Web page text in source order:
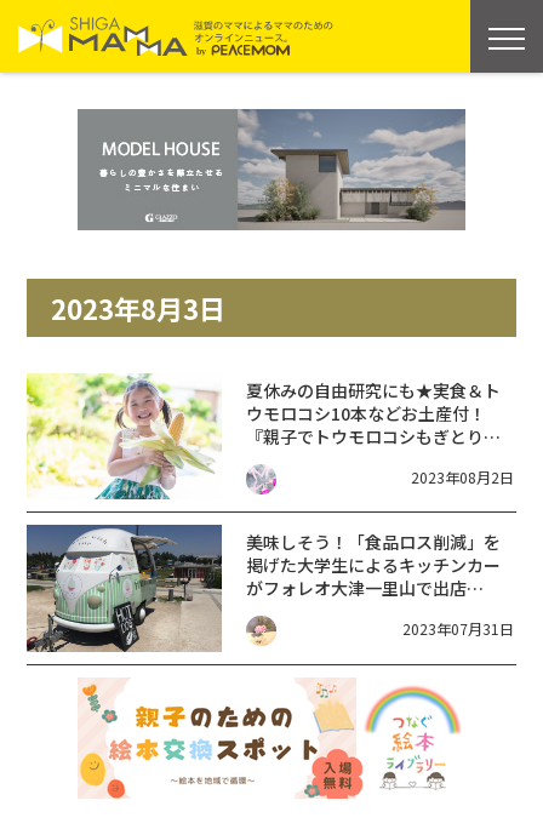
2023年8月3日
夏休みの自由研究にも★実食＆ト
ウモロコシ10本などお土産付！
『親子でトウモロコシもぎとり体
験』が栗東市で開催！【8月17日】
2023年08月2日
美味しそう！「食品ロス削減」を
掲げた大学生によるキッチンカー
がフォレオ大津一里山で出店
★【8/1～13】
2023年07月31日